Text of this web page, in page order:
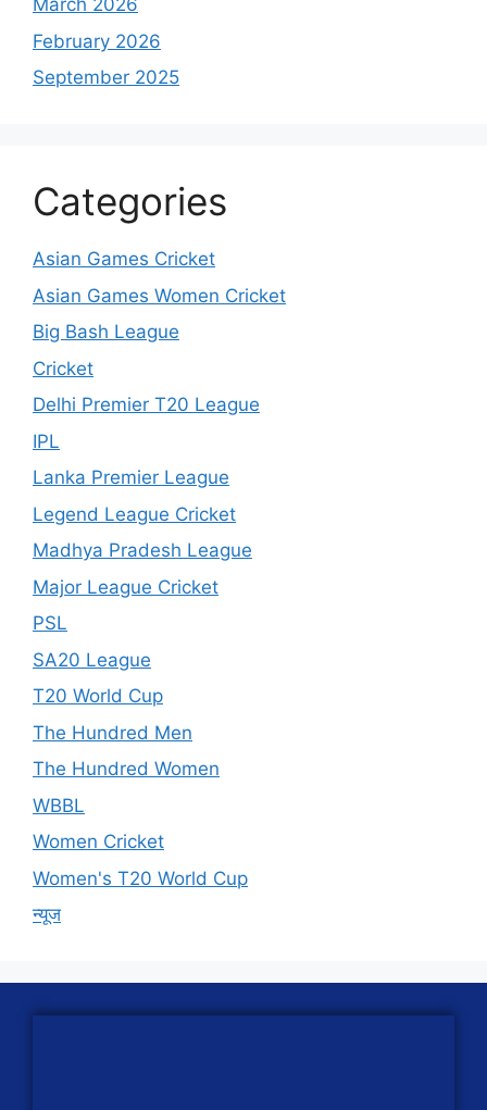
March 2026
February 2026
September 2025
Categories
Asian Games Cricket
Asian Games Women Cricket
Big Bash League
Cricket
Delhi Premier T20 League
IPL
Lanka Premier League
Legend League Cricket
Madhya Pradesh League
Major League Cricket
PSL
SA20 League
T20 World Cup
The Hundred Men
The Hundred Women
WBBL
Women Cricket
Women's T20 World Cup
न्यूज